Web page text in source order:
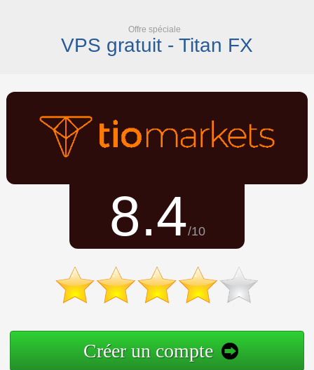
Offre spéciale
VPS gratuit - Titan FX
8.4/10
Créer un compte